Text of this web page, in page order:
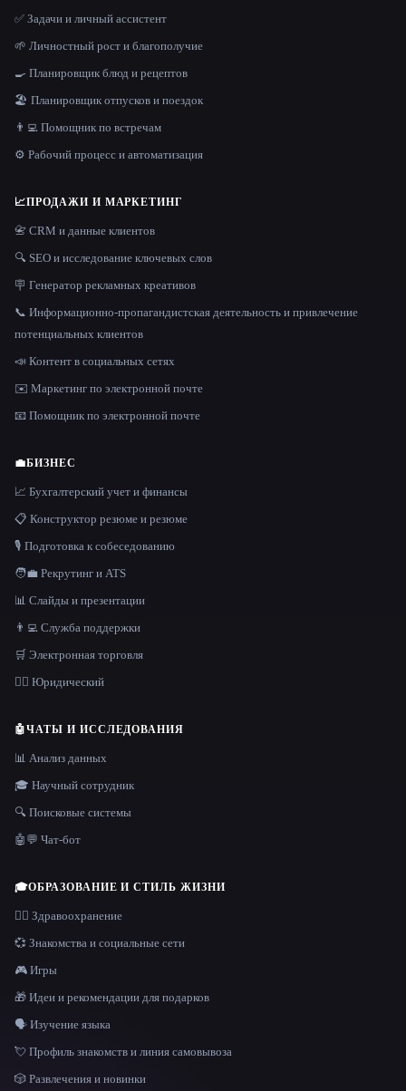
✅ Задачи и личный ассистент
🌱 Личностный рост и благополучие
🍳 Планировщик блюд и рецептов
🏖 Планировщик отпусков и поездок
👨‍💻 Помощник по встречам
⚙️ Рабочий процесс и автоматизация
📈ПРОДАЖИ И МАРКЕТИНГ
📇 CRM и данные клиентов
🔍 SEO и исследование ключевых слов
🪧 Генератор рекламных креативов
📞 Информационно-пропагандистская деятельность и привлечение
потенциальных клиентов
📣 Контент в социальных сетях
✉️ Маркетинг по электронной почте
📧 Помощник по электронной почте
💼БИЗНЕС
📈 Бухгалтерский учет и финансы
📋 Конструктор резюме и резюме
🎙️ Подготовка к собеседованию
🧑‍💼 Рекрутинг и ATS
📊 Слайды и презентации
👨‍💻 Служба поддержки
🛒 Электронная торговля
👩‍⚖️ Юридический
🤖ЧАТЫ И ИССЛЕДОВАНИЯ
📊 Анализ данных
🎓 Научный сотрудник
🔍 Поисковые системы
🤖💬 Чат-бот
🎓ОБРАЗОВАНИЕ И СТИЛЬ ЖИЗНИ
👩‍⚕️ Здравоохранение
💞 Знакомства и социальные сети
🎮 Игры
🎁 Идеи и рекомендации для подарков
🗣️ Изучение языка
💘 Профиль знакомств и линия самовывоза
🎲 Развлечения и новинки